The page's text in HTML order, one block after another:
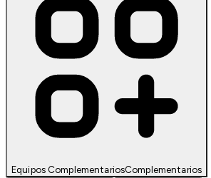
Equipos ComplementariosComplementarios